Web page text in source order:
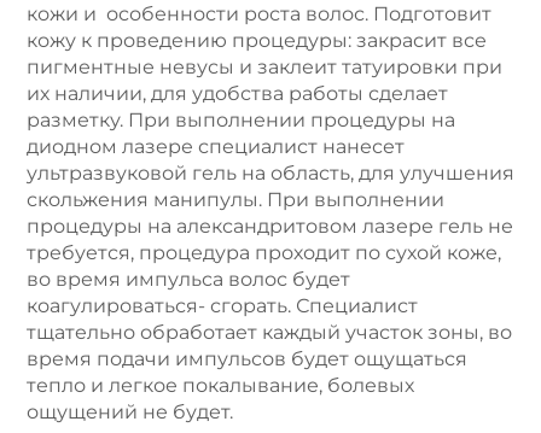
кожи и особенности роста волос. Подготовит
кожу к проведению процедуры: закрасит все
пигментные невусы и заклеит татуировки при
их наличии, для удобства работы сделает
разметку. При выполнении процедуры на
диодном лазере специалист нанесет
ультразвуковой гель на область, для улучшения
скольжения манипулы. При выполнении
процедуры на александритовом лазере гель не
требуется, процедура проходит по сухой коже,
во время импульса волос будет
коагулироваться- сгорать. Специалист
тщательно обработает каждый участок зоны, во
время подачи импульсов будет ощущаться
тепло и легкое покалывание, болевых
ощущений не будет.